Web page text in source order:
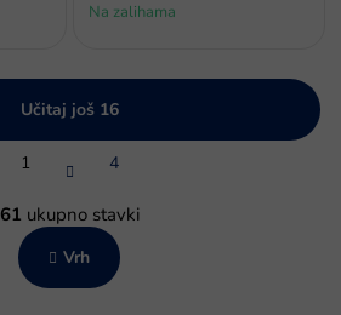
Na zalihama
o
t
r
Učitaj još 16
P
a
i
n
a
i
1 4
61 ukupno stavki
Vrh